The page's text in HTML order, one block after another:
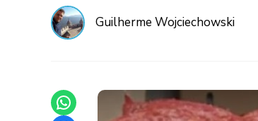
Guilherme Wojciechowski
Share on WhatsApp